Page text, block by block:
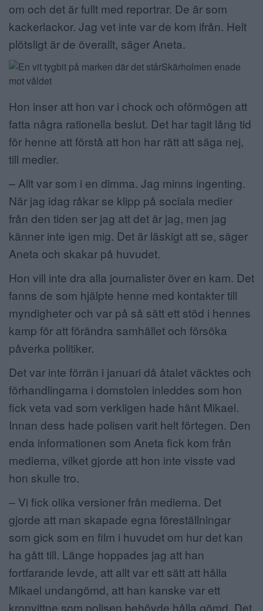
om och det är fullt med reportrar. De är som
kackerlackor. Jag vet inte var de kom ifrån. Helt
plötsligt är de överallt, säger Aneta.
Hon inser att hon var i chock och oförmögen att
fatta några rationella beslut. Det har tagit lång tid
för henne att förstå att hon har rätt att säga nej,
till medier.
– Allt var som i en dimma. Jag minns ingenting.
När jag idag råkar se klipp på sociala medier
från den tiden ser jag att det är jag, men jag
känner inte igen mig. Det är läskigt att se, säger
Aneta och skakar på huvudet.
Hon vill inte dra alla journalister över en kam. Det
fanns de som hjälpte henne med kontakter till
myndigheter och var på så sätt ett stöd i hennes
kamp för att förändra samhället och försöka
påverka politiker.
Det var inte förrän i januari då åtalet väcktes och
förhandlingarna i domstolen inleddes som hon
fick veta vad som verkligen hade hänt Mikael.
Innan dess hade polisen varit helt förtegen. Den
enda informationen som Aneta fick kom från
medierna, vilket gjorde att hon inte visste vad
hon skulle tro.
– Vi fick olika versioner från medierna. Det
gjorde att man skapade egna föreställningar
som gick som en film i huvudet om hur det kan
ha gått till. Länge hoppades jag att han
fortfarande levde, att allt var ett sätt att hålla
Mikael undangömd, att han kanske var ett
kronvittne som polisen behövde hålla gömd. Det